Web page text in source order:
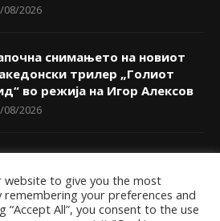
08/2026
снимањето на новиот
трилер „Голиот
во режија на Игор Алексов
08/2026
дела на графичари
Полска во Битола
08/2026
website to give you the most
remembering your preferences and
“Accept All”, you consent to the use